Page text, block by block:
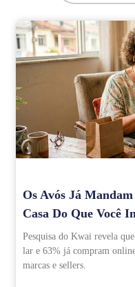
Os Avós Já
Casa Do Que Você
Pesquisa do Kwai revela
lar e 63% já compram
marcas e sellers.